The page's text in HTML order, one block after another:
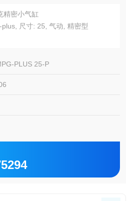
精密小气缸
尺寸: 25, 气动, 精密型
PLUS 25-P